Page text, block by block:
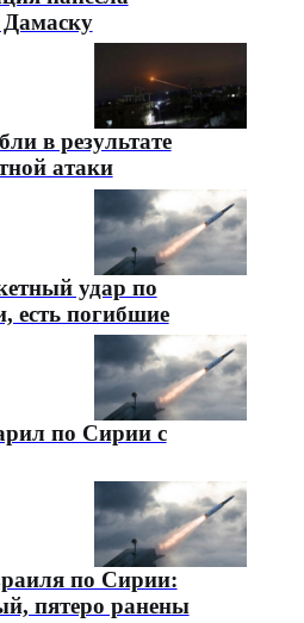
в результате
атаки
удар по
есть погибшие
по Сирии с
по Сирии:
пятеро ранены